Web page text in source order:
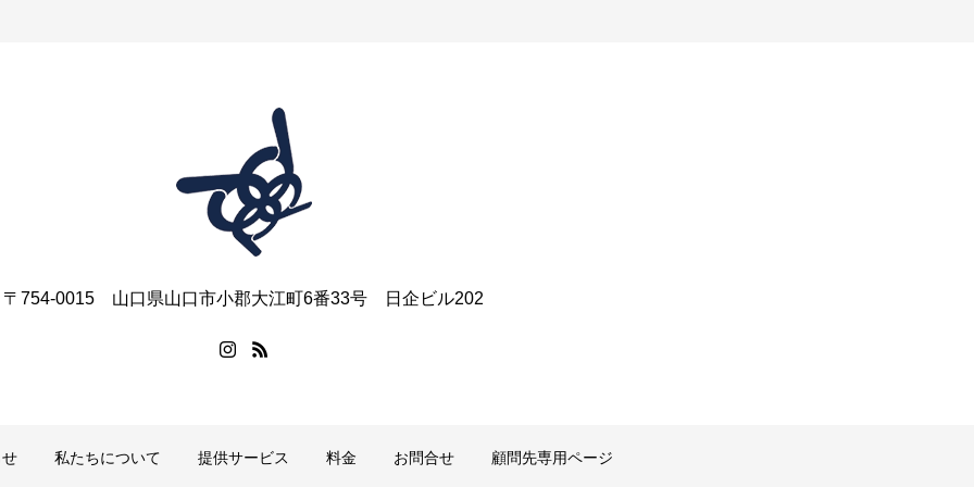
〒754-0015 山口県山口市小郡大江町6番33号 日企ビル202
私たちについて 提供サービス 料金 お問合せ 顧問先専用ページ